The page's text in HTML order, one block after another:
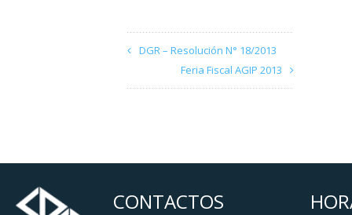
DGR – Resolución N° 18/2013
Feria Fiscal AGIP 2013
CONTACTOS